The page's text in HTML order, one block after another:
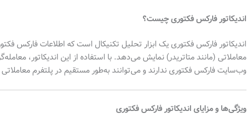
اندیکاتور فارکس فکتوری چیست؟
اندیکاتور فارکس فکتوری یک ابزار تحلیل تکنیکال است که اطلاعات فارکس
معاملاتی (مانند متاتریدر) نمایش می‌دهد. با استفاده از این اندیکاتور،
وب‌سایت فارکس فکتوری ندارند و می‌توانند به‌طور مستقیم در پلتفرم
ویژگی‌ها و مزایای اندیکاتور فارکس فکتوری